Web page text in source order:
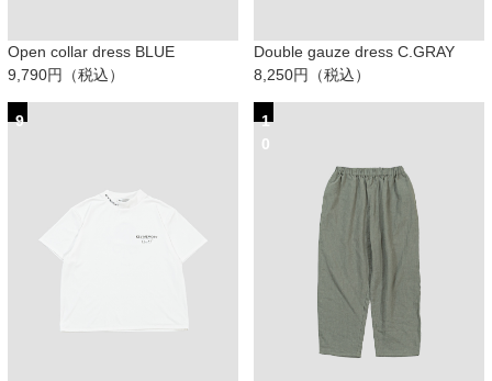
Open collar dress BLUE
9,790円（税込）
Double gauze dress C.GRAY
8,250円（税込）
9
1
0